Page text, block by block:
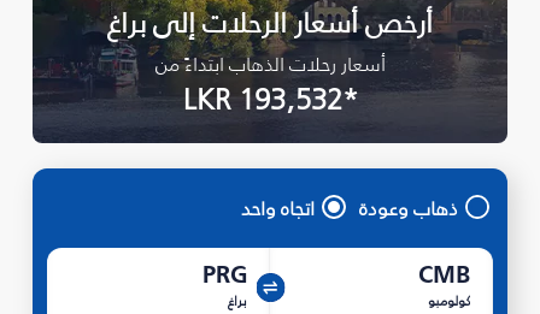
أرخص أسعار الرحلات إلى براغ
أسعار رحلات الذهاب ابتداءً من
*LKR 193,532
ذهاب وعودة اتجاه واحد
CMB
كولومبو
PRG
براغ